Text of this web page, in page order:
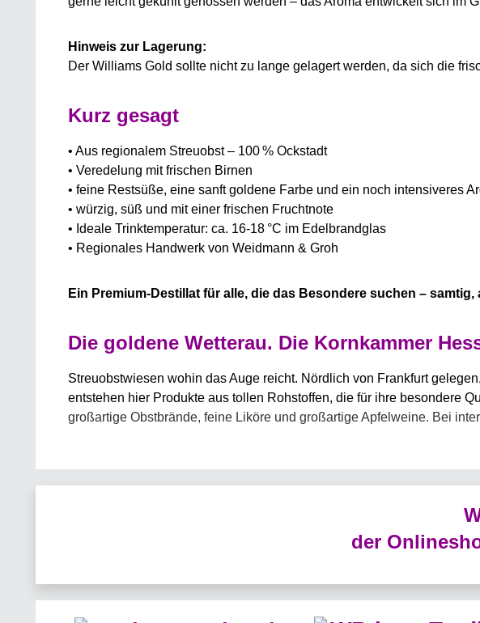
Hinweis zur Lagerung:
Der Williams Gold sollte nicht zu lange gelagert werden, da sich die
Kurz gesagt
• Aus regionalem Streuobst – 100 % Ockstadt
• Veredelung mit frischen Birnen
• feine Restsüße, eine sanft goldene Farbe und ein noch intensiveres
• würzig, süß und mit einer frischen Fruchtnote
• Ideale Trinktemperatur: ca. 16-18 °C im Edelbrandglas
• Regionales Handwerk von Weidmann & Groh
Ein Premium-Destillat für alle, die das Besondere suchen –
Die goldene Wetterau. Die Kornkammer
Streuobstwiesen wohin das Auge reicht. Nördlich von Frankfurt
entstehen hier Produkte aus tollen Rohstoffen, die für ihre besondere
großartige Obstbrände, feine Liköre und großartige Apfelweine. Bei
der